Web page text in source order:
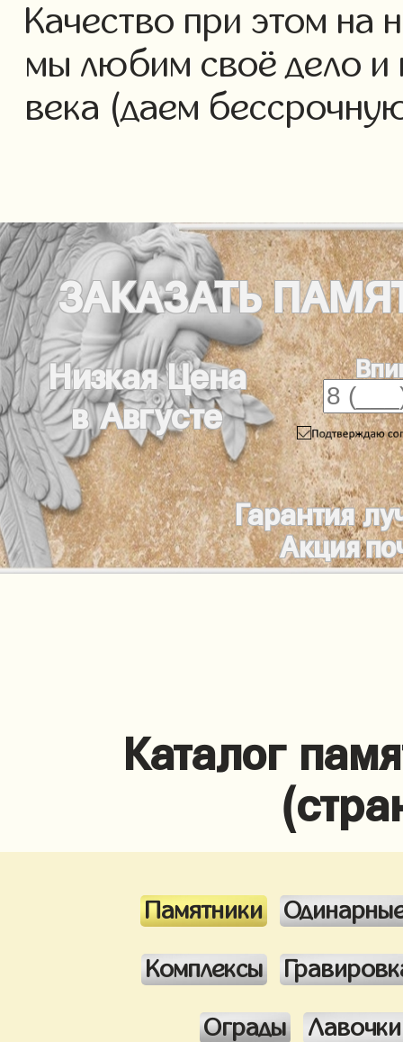
Качество при этом на
мы любим своё дело и
века (даем
ЗАКАЗАТЬ
Низкая Цена
в Августе
Гарантия
Акция
Каталог
Памятники
Комплексы
Ограды